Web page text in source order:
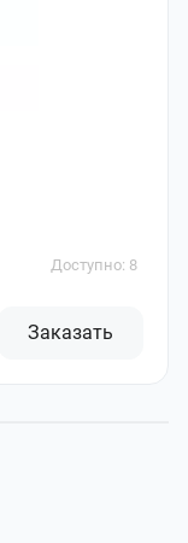
Доступно: 8
Заказать